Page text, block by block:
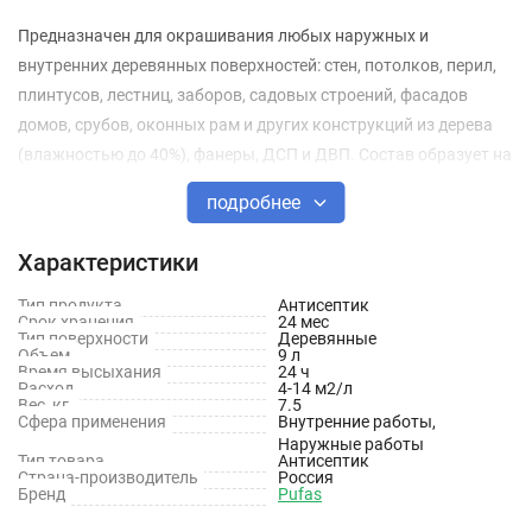
Предназначен для окрашивания любых наружных и
внутренних деревянных поверхностей: стен, потолков, перил,
плинтусов, лестниц, заборов, садовых строений, фасадов
домов, срубов, оконных рам и других конструкций из дерева
(влажностью до 40%), фанеры, ДСП и ДВП. Состав образует на
поверхности древесины воздухопроницаемое, биозащитное,
влагоотталкивающее, эластичное полимерное покрытие.
В состав антисептика входят льняное масло, а так же
светостойкие и атмосферостойкие пигменты, что
обеспечивает длительную защиту поверхности от гниения и
сохраняет первоначальный цвет окрашенной
поверхности. Сохраняет и усиливает текстуру древесины,
придает ей желаемый оттенок.
Технические характеристики
подробнее
Характеристики
Тип продукта
Антисептик
Срок хранения
24 мес
Тип поверхности
Деревянные
Объем
9 л
Время высыхания
24 ч
Расход
4-14 м2/л
Вес, кг
7.5
Сфера применения
Внутренние работы,
Наружные работы
Тип товара
Антисептик
Страна-производитель
Россия
Бренд
Pufas